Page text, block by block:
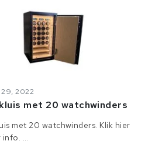
2022
met 20 watchwinders
met 20 watchwinders. Klik hier
...